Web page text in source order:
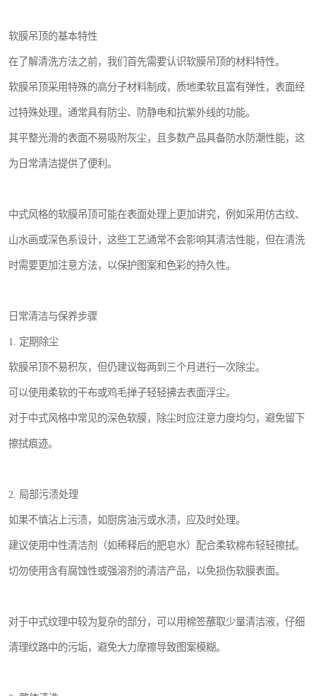
软膜吊顶的基本特性
在了解清洗方法之前，我们首先需要认识软膜吊顶的材料特性。
软膜吊顶采用特殊的高分子材料制成，质地柔软且富有弹性，表面经
过特殊处理，通常具有防尘、防静电和抗紫外线的功能。
其平整光滑的表面不易吸附灰尘，且多数产品具备防水防潮性能，这
为日常清洁提供了便利。
中式风格的软膜吊顶可能在表面处理上更加讲究，例如采用仿古纹、
山水画或深色系设计，这些工艺通常不会影响其清洁性能，但在清洗
时需要更加注意方法，以保护图案和色彩的持久性。
日常清洁与保养步骤
1. 定期除尘
软膜吊顶不易积灰，但仍建议每两到三个月进行一次除尘。
可以使用柔软的干布或鸡毛掸子轻轻拂去表面浮尘。
对于中式风格中常见的深色软膜，除尘时应注意力度均匀，避免留下
擦拭痕迹。
2. 局部污渍处理
如果不慎沾上污渍，如厨房油污或水渍，应及时处理。
建议使用中性清洁剂（如稀释后的肥皂水）配合柔软棉布轻轻擦拭。
切勿使用含有腐蚀性或强溶剂的清洁产品，以免损伤软膜表面。
对于中式纹理中较为复杂的部分，可以用棉签蘸取少量清洁液，仔细
清理纹路中的污垢，避免大力摩擦导致图案模糊。